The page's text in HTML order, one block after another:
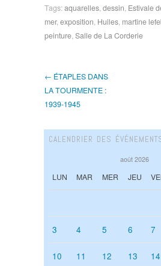
Tags:aquarelles,dessin, Estivale
mer,exposition, Huiles, martine
peinture,Salle de La Corderie
← ÉTAPLES DANS
LA TOURMENTE :
1939-1945
CALENDRIER DES
août 2026
LUN MAR MER JEU
3 4 5 6 7
10 11 12 13 14